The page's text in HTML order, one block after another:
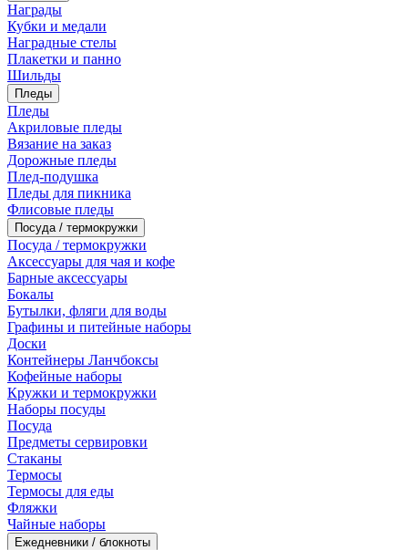
Награды
Кубки и медали
Наградные стелы
Плакетки и панно
Шильды
Пледы
Пледы
Акриловые пледы
Вязание на заказ
Дорожные пледы
Плед-подушка
Пледы для пикника
Флисовые пледы
Посуда / термокружки
Посуда / термокружки
Аксессуары для чая и кофе
Барные аксессуары
Бокалы
Бутылки, фляги для воды
Графины и питейные наборы
Доски
Контейнеры Ланчбоксы
Кофейные наборы
Кружки и термокружки
Наборы посуды
Посуда
Предметы сервировки
Стаканы
Термосы
Термосы для еды
Фляжки
Чайные наборы
Ежедневники / блокноты